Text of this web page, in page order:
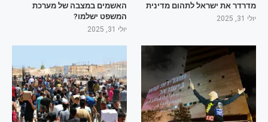
מדרדר את ישראל לתהום מדינית
יולי 31, 2025
האשמים במצבה של מערכת
המשפט ישלמו?
יולי 31, 2025